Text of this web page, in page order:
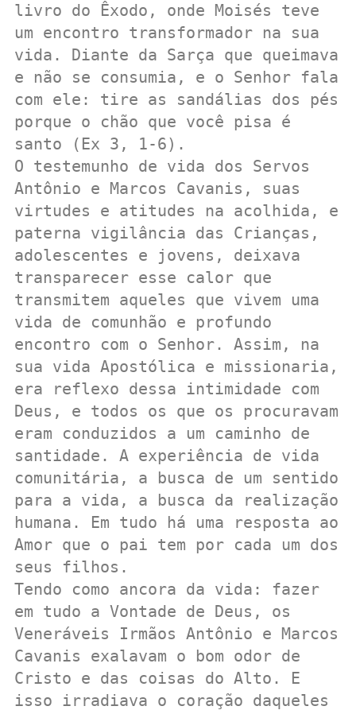
livro do Êxodo, onde Moisés teve
um encontro transformador na sua
vida. Diante da Sarça que queimava
e não se consumia, e o Senhor fala
com ele: tire as sandálias dos pés
porque o chão que você pisa é
santo (Ex 3, 1-6).
O testemunho de vida dos Servos
Antônio e Marcos Cavanis, suas
virtudes e atitudes na acolhida, e
paterna vigilância das Crianças,
adolescentes e jovens, deixava
transparecer esse calor que
transmitem aqueles que vivem uma
vida de comunhão e profundo
encontro com o Senhor. Assim, na
sua vida Apostólica e missionaria,
era reflexo dessa intimidade com
Deus, e todos os que os procuravam
eram conduzidos a um caminho de
santidade. A experiência de vida
comunitária, a busca de um sentido
para a vida, a busca da realização
humana. Em tudo há uma resposta ao
Amor que o pai tem por cada um dos
seus filhos.
Tendo como ancora da vida: fazer
em tudo a Vontade de Deus, os
Veneráveis Irmãos Antônio e Marcos
Cavanis exalavam o bom odor de
Cristo e das coisas do Alto. E
isso irradiava o coração daqueles